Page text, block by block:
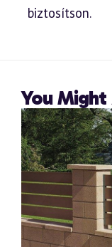
biztosítson.
You Might